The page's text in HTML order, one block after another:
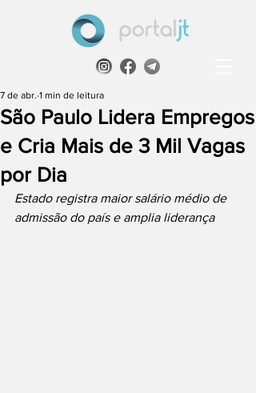
São Paulo Lidera Empregos
e Cria Mais de 3 Mil Vagas
por Dia
7 de abr. 1 min de leitura
Estado registra maior salário médio de
admissão do país e amplia liderança